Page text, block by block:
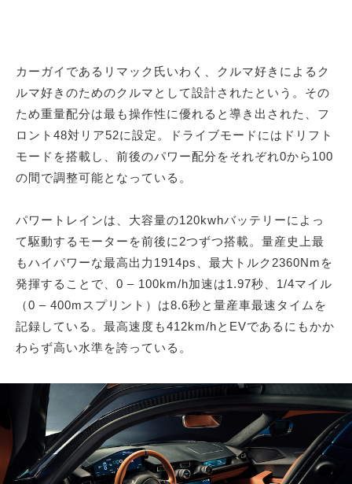
カーガイであるリマック氏いわく、クルマ好きによるク
ルマ好きのためのクルマとして設計されたという。その
ため重量配分は最も操作性に優れると導き出された、フ
ロント48対リア52に設定。ドライブモードにはドリフト
モードを搭載し、前後のパワー配分をそれぞれ0から100
の間で調整可能となっている。
パワートレインは、大容量の120kwhバッテリーによっ
て駆動するモーターを前後に2つずつ搭載。量産史上最
もハイパワーな最高出力1914ps、最大トルク2360Nmを
発揮することで、0 – 100km/h加速は1.97秒、1/4マイル
（0 – 400mスプリント）は8.6秒と量産車最速タイムを
記録している。最高速度も412km/hとEVであるにもかか
わらず高い水準を誇っている。